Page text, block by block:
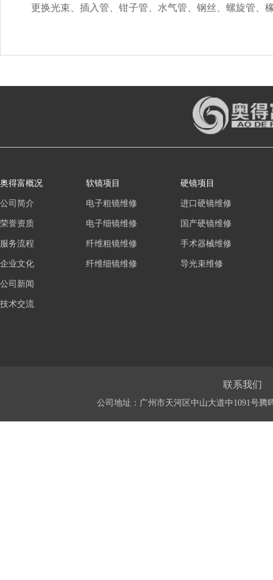
更换光束、插入管、钳子管、水气管、钢丝、螺旋管、
奥得富概况
公司简介
荣誉资质
服务流程
企业文化
公司新闻
技术交流
软镜项目
电子粗镜维修
电子细镜维修
纤维粗镜维修
纤维细镜维修
硬镜项目
进口硬镜维修
国产硬镜维修
手术器械维修
导光束维修
联系我们
公司地址：广州市天河区中山大道中1091号腾